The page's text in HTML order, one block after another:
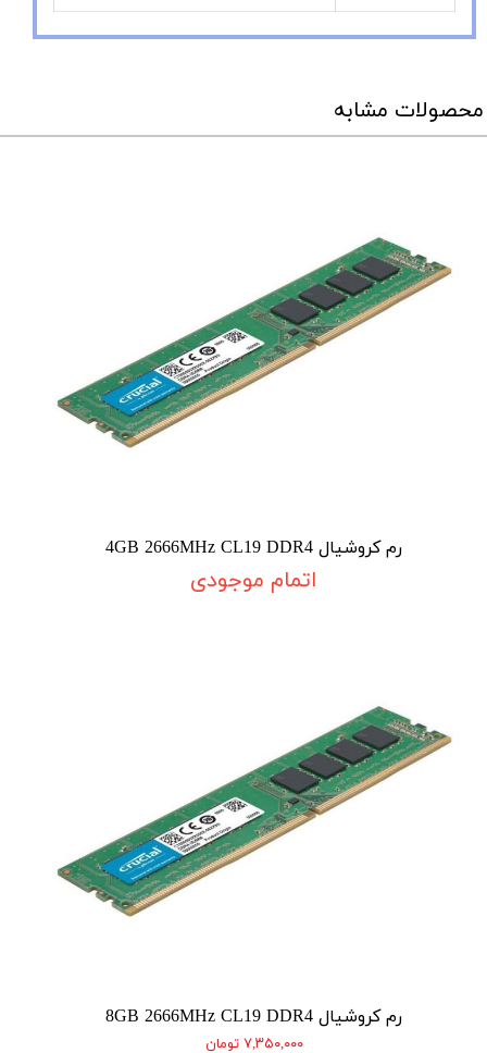
محصولات مشابه
رم کروشیال 4GB 2666MHz CL19 DDR4
اتمام موجودی
رم کروشیال 8GB 2666MHz CL19 DDR4
۷,۳۵۰,۰۰۰ تومان